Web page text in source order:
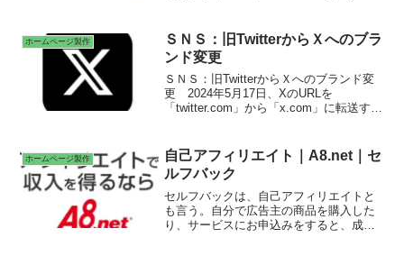
ホームページ製作
ＳＮＳ：旧TwitterからＸへのブラ
ンド変更
ＳＮＳ：旧TwitterからＸへのブランド変
更 2024年5月17日、XのURLを
「twitter.com」から「x.com」に転送す
文字以内の文章を投稿する無料のウェブ
サービス。イーロン・マスクによる株式
の100％を取得する買収。
ホームページ製作
自己アフィリエイト｜A8.net｜セ
ルフバック
セルフバックは、自己アフィリエイトと
も言う。自分で広告主の商品を購入した
り、サービスにお申込みをすると、成果